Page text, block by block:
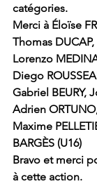
catégories.
Merci à Éloïse
Thomas
Lorenzo
Diego
Gabriel BEURY,
Adrien
Maxime
BARGÈS (U16)
Bravo et merci
à cette action.